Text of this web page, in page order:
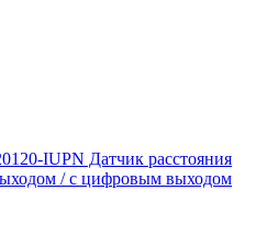
IUPN Датчик расстояния
/ с цифровым выходом